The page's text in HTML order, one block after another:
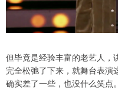
但毕竟是经验丰富的老艺人，
完全松弛了下来，就舞台表演
确实差了一些，也没什么笑点。